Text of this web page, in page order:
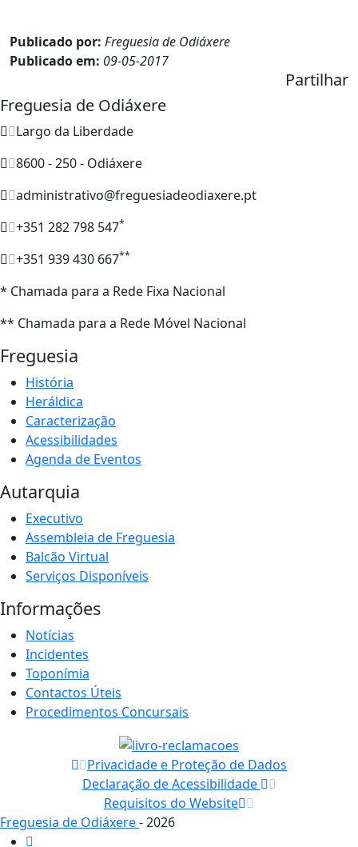
Publicado por: Freguesia de Odiáxere
Publicado em: 09-05-2017
Partilhar
Freguesia de Odiáxere
Largo da Liberdade
8600 - 250 - Odiáxere
administrativo@freguesiadeodiaxere.pt
+351 282 798 547*
+351 939 430 667**
* Chamada para a Rede Fixa Nacional
** Chamada para a Rede Móvel Nacional
Freguesia
História
Heráldica
Caracterização
Acessibilidades
Agenda de Eventos
Autarquia
Executivo
Assembleia de Freguesia
Balcão Virtual
Serviços Disponíveis
Informações
Notícias
Incidentes
Toponímia
Contactos Úteis
Procedimentos Concursais
Privacidade e Proteção de Dados
Declaração de Acessibilidade
Requisitos do Website
Freguesia de Odiáxere- 2026